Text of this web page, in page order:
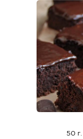
50 г.